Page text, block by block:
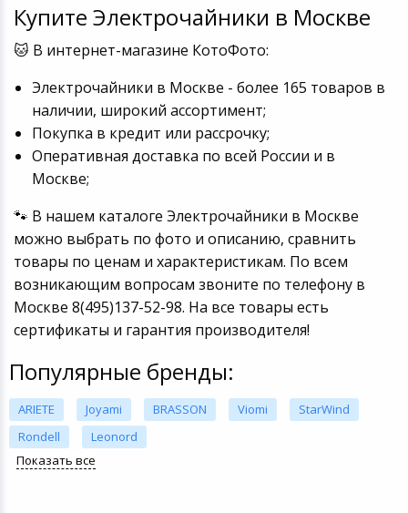
Купите Электрочайники в Москве
🐱 В интернет-магазине КотоФото:
Электрочайники в Москве - более 165 товаров в
наличии, широкий ассортимент;
Покупка в кредит или рассрочку;
Оперативная доставка по всей России и в
Москве;
🐾 В нашем каталоге Электрочайники в Москве
можно выбрать по фото и описанию, сравнить
товары по ценам и характеристикам. По всем
возникающим вопросам звоните по телефону в
Москве 8(495)137-52-98. На все товары есть
сертификаты и гарантия производителя!
Популярные бренды:
ARIETE Joyami BRASSON Viomi
StarWind
Rondell
Leonord
Показать все